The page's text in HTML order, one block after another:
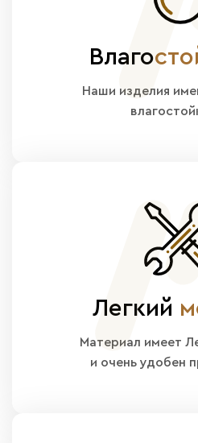
Влаго
Наши изделия
Легкий
Материал имеет
и очень удобен